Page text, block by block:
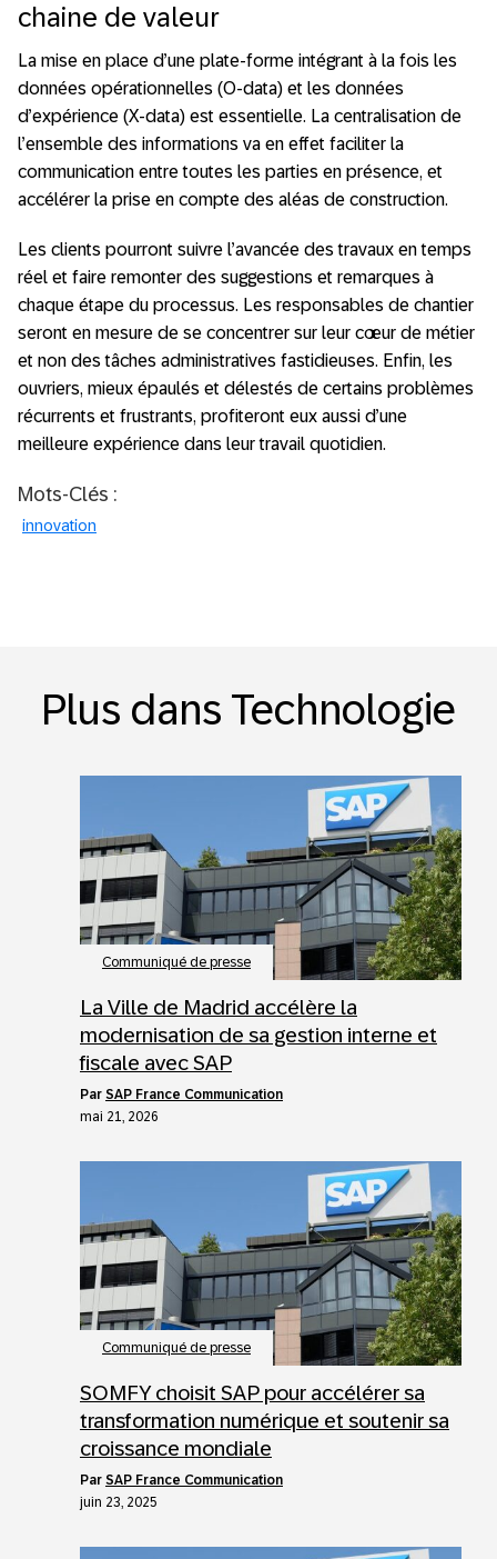
chaine de valeur
La mise en place d’une plate-forme intégrant à la fois les
données opérationnelles (O-data) et les données
d’expérience (X-data) est essentielle. La centralisation de
l’ensemble des informations va en effet faciliter la
communication entre toutes les parties en présence, et
accélérer la prise en compte des aléas de construction.
Les clients pourront suivre l’avancée des travaux en temps
réel et faire remonter des suggestions et remarques à
chaque étape du processus. Les responsables de chantier
seront en mesure de se concentrer sur leur cœur de métier
et non des tâches administratives fastidieuses. Enfin, les
ouvriers, mieux épaulés et délestés de certains problèmes
récurrents et frustrants, profiteront eux aussi d’une
meilleure expérience dans leur travail quotidien.
Mots-Clés :
innovation
Plus dans Technologie
Communiqué de presse
La Ville de Madrid accélère la
modernisation de sa gestion interne et
fiscale avec SAP
par SAP France Communication
mai 21, 2026
Communiqué de presse
SOMFY choisit SAP pour accélérer sa
transformation numérique et soutenir sa
croissance mondiale
par SAP France Communication
juin 23, 2025